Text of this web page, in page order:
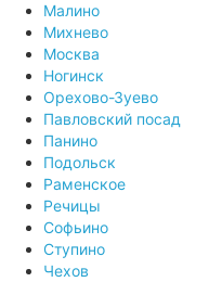
Малино
Михнево
Москва
Ногинск
Орехово-Зуево
Павловский посад
Панино
Подольск
Раменское
Речицы
Софьино
Ступино
Чехов